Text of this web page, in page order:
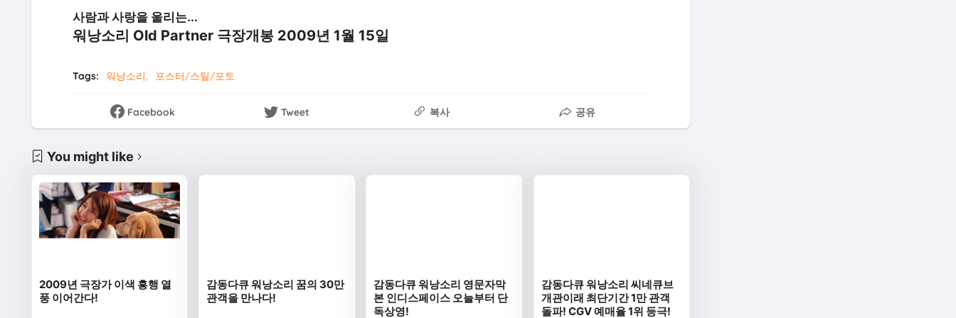
사람과 사랑을 울리는...
워낭소리 Old Partner 극장개봉 2009년 1월 15일
Tags: 워낭소리 포스터/스틸/포토
Facebook Tweet 복사 공유
You might like
2009년 극장가 이색 흥행 열
풍 이어간다!
감동다큐 워낭소리 꿈의 30만
관객을 만나다!
감동다큐 워낭소리 영문자막
본 인디스페이스 오늘부터 단
독상영!
감동다큐 워낭소리 씨네큐브
개관이래 최단기간 1만 관객
돌파! CGV 예매율 1위 등극!